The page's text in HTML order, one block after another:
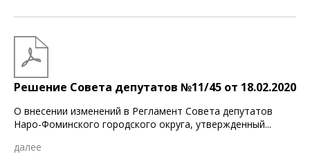
Решение Совета депутатов №11/45 от 18.02.2020
О внесении изменений в Регламент Совета депутатов
Наро-Фоминского городского округа, утвержденный...
далее